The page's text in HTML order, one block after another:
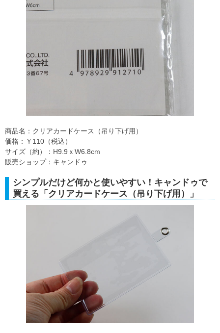
商品名：クリアカードケース（吊り下げ用）
価格：￥110（税込）
サイズ（約）：H9.9ｘW6.8cm
販売ショップ：キャンドゥ
シンプルだけど何かと使いやすい！キャンドゥで
買える「クリアカードケース（吊り下げ用）」